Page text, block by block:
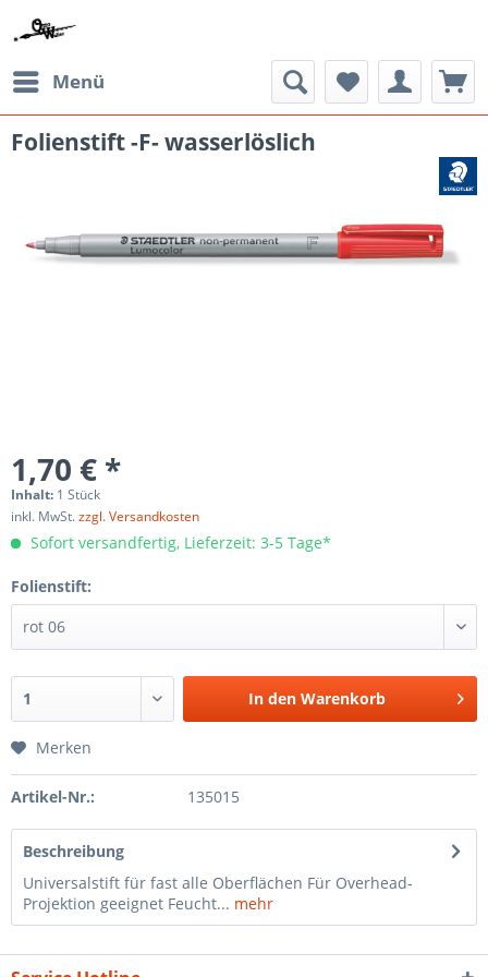
Menü
Folienstift -F- wasserlöslich
1,70 € *
Inhalt: 1 Stück
inkl. MwSt.zzgl. Versandkosten
Sofort versandfertig, Lieferzeit: 3-5 Tage*
Folienstift:
In den Warenkorb
Merken
Artikel-Nr.: 135015
Beschreibung
Universalstift für fast alle Oberflächen Für Overhead-
Projektion geeignet Feucht... mehr